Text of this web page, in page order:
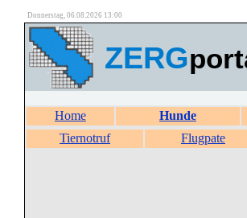
Donnerstag, 06.08.2026 13:00
ZERG
Home Hunde
Tiernotruf
Flugpate